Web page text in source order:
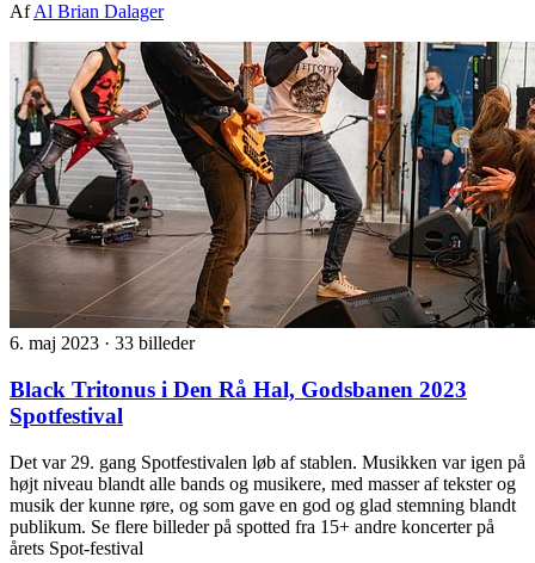
AfAl Brian Dalager
6. maj 2023 · 33 billeder
Black Tritonus i Den Rå Hal, Godsbanen 2023
Spotfestival
Det var 29. gang Spotfestivalen løb af stablen. Musikken var igen på
højt niveau blandt alle bands og musikere, med masser af tekster og
musik der kunne røre, og som gave en god og glad stemning blandt
publikum. Se flere billeder på spotted fra 15+ andre koncerter på
årets Spot-festival